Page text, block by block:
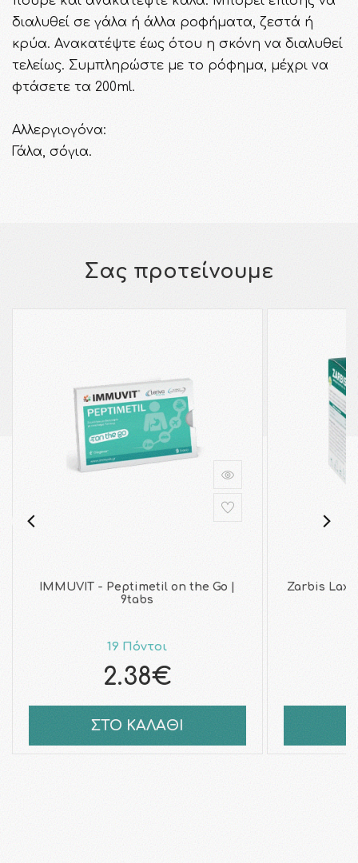
διαλυθεί σε γάλα ή άλλα ροφήματα, ζεστά ή
κρύα. Aνακατέψτε έως ότου η σκόνη να διαλυθεί
τελείως. Συμπληρώστε με το ρόφημα, μέχρι να
φτάσετε τα 200ml.
Αλλεργιογόνα:
Γάλα, σόγια.
Σας προτείνουμε
IMMUVIT - Peptimetil on the Go |
9tabs
19 Πόντοι
2.38€
ΣΤΟ ΚΑΛΑΘΙ
Zarbis